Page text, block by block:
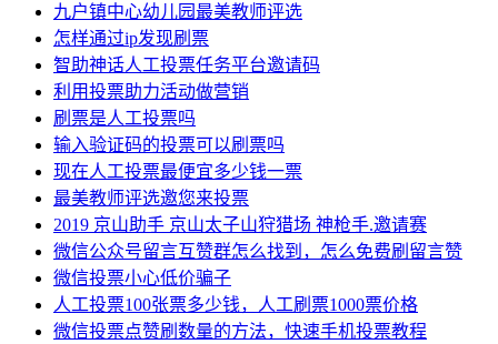
九户镇中心幼儿园最美教师评选
怎样通过ip发现刷票
智助神话人工投票任务平台邀请码
利用投票助力活动做营销
刷票是人工投票吗
输入验证码的投票可以刷票吗
现在人工投票最便宜多少钱一票
最美教师评选邀您来投票
2019 京山助手 京山太子山狩猎场 神枪手.邀请赛
微信公众号留言互赞群怎么找到，怎么免费刷留言赞
微信投票小心低价骗子
人工投票100张票多少钱，人工刷票1000票价格
微信投票点赞刷数量的方法，快速手机投票教程